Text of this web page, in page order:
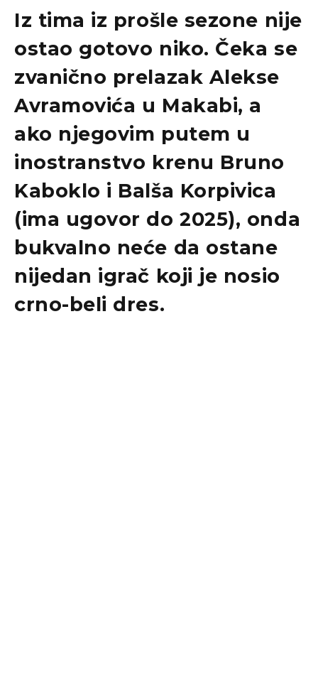
Iz tima iz prošle sezone nije
ostao gotovo niko. Čeka se
zvanično prelazak Alekse
Avramovića u Makabi, a
ako njegovim putem u
inostranstvo krenu Bruno
Kaboklo i Balša Korpivica
(ima ugovor do 2025), onda
bukvalno neće da ostane
nijedan igrač koji je nosio
crno-beli dres.